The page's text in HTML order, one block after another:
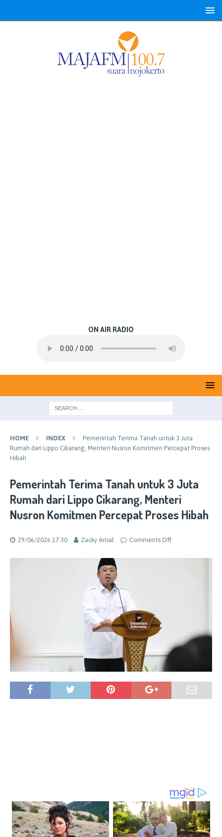
ON AIR RADIO
HOME INDEX
Pemerintah Terima Tanah untuk 3 Juta
Rumah dari Lippo Cikarang, Menteri Nusron Komitmen Percepat Proses
Hibah
Pemerintah Terima Tanah untuk 3 Juta
Rumah dari Lippo Cikarang, Menteri
Nusron Komitmen Percepat Proses Hibah
29/06/2026 17:30 Zacky Arisal Comments Off